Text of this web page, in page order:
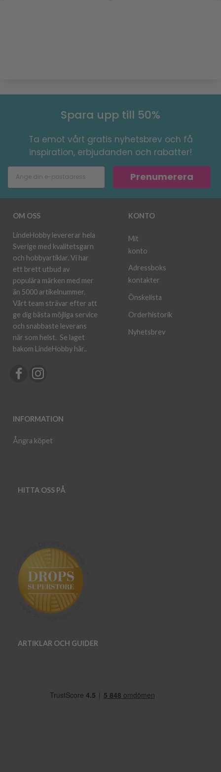
Spara upp till 50%
Ta emot vårt gratis nyhetsbrev och få
inspiration, erbjudanden och rabatter!
Prenumerera
OM OSS
LindeHobby levererar hela
Sverige med kvalitetsgarn
och hobbyartiklar. Vi har
ett brett utbud av
populära märken med mer
än 5000 artikelnummer.
Vårt team strävar efter att
ge dig bästa möjliga service
och snabbaste leverans
när som helst. Se laget
bakom LindeHobby här..
INFORMATION
Ångra köpet
KONTO
Mit
konto
Adressboks
kontakter
Önskelista
Orderhistorik
Nyhetsbrev
HITTA OSS PÅ
ARTIKLAR OCH GUIDER